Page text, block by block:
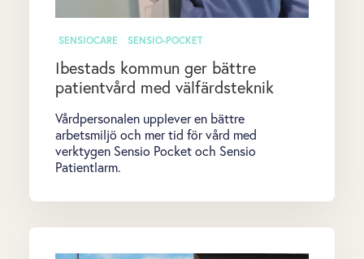
SENSIOCARE SENSIO-POCKET
Ibestads kommun ger bättre
patientvård med välfärdsteknik
Vårdpersonalen upplever en bättre
arbetsmiljö och mer tid för vård med
verktygen Sensio Pocket och Sensio
Patientlarm.